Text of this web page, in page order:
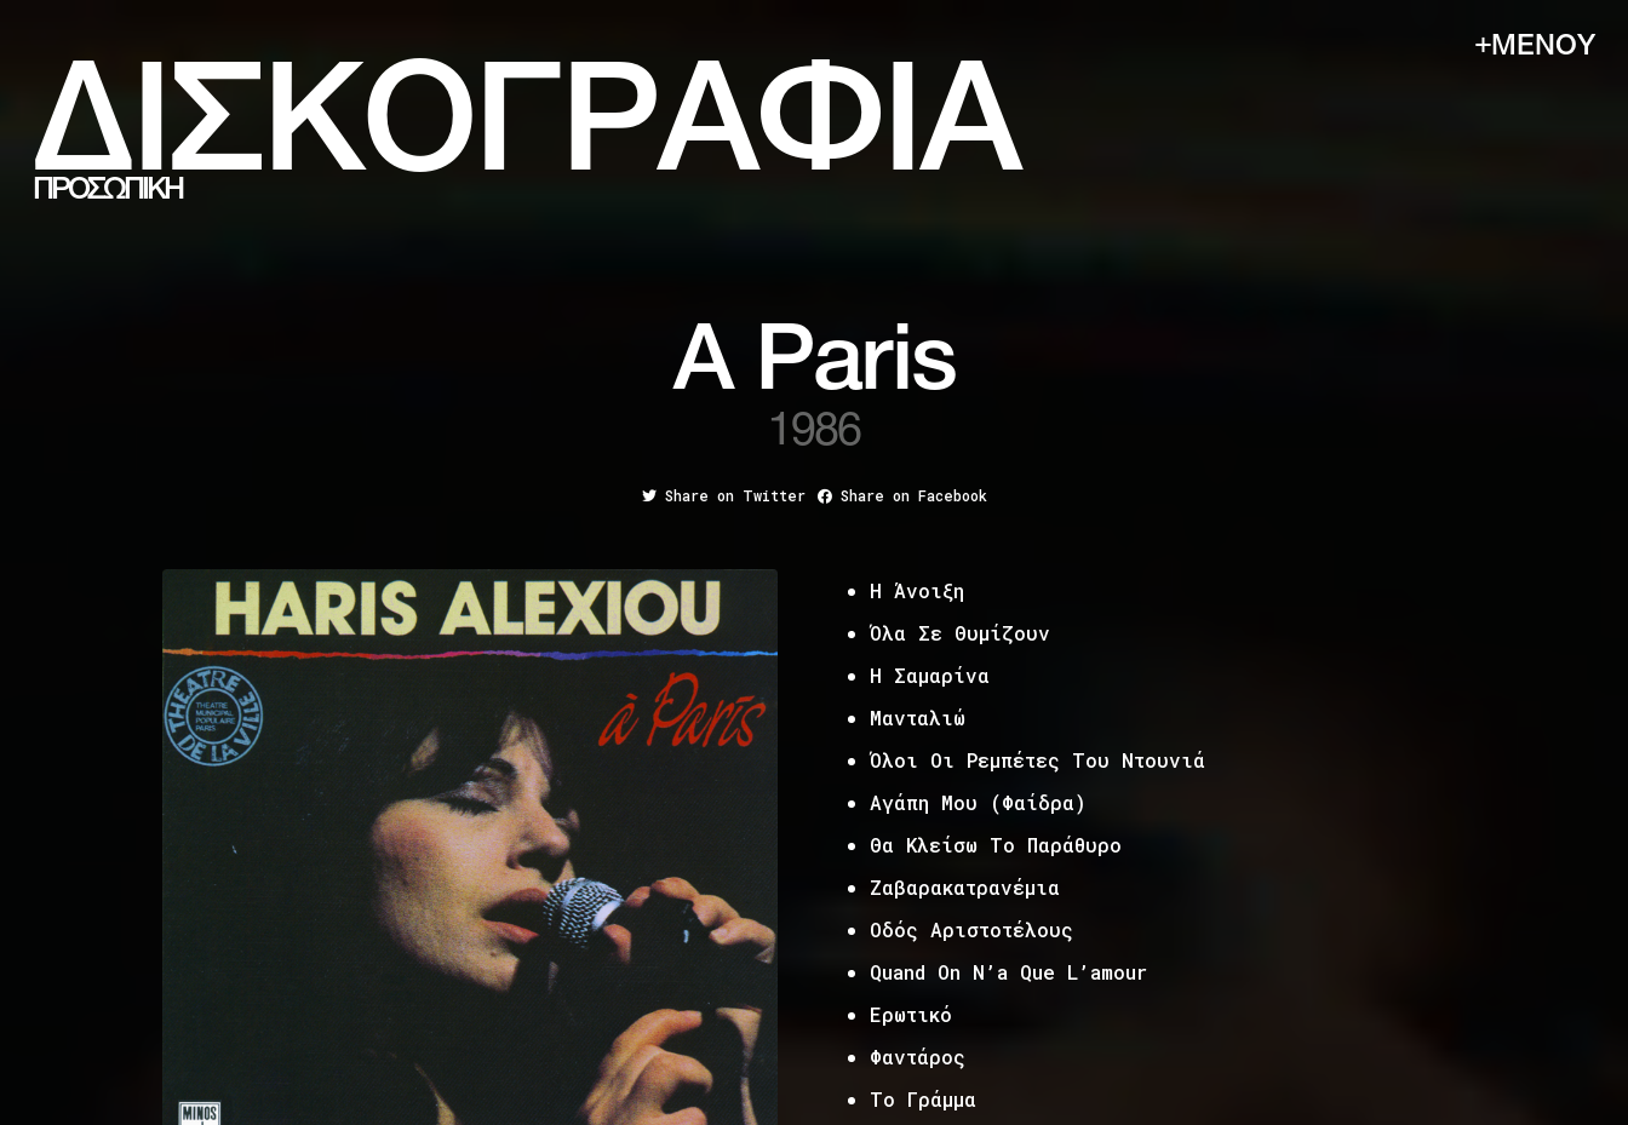
ΔΙΣΚΟΓΡΑΦΙΑ
ΠΡΟΣΩΠΙΚΗ
+ΜΕΝΟΥ
A Paris
1986
Share on Twitter Share on Facebook
Η Άνοιξη
Όλα Σε Θυμίζουν
Η Σαμαρίνα
Μανταλιώ
Όλοι Οι Ρεμπέτες Του Ντουνιά
Αγάπη Μου (Φαίδρα)
Θα Κλείσω Το Παράθυρο
Ζαβαρακατρανέμια
Οδός Αριστοτέλους
Quand On N’a Que L’amour
Ερωτικό
Φαντάρος
Το Γράμμα